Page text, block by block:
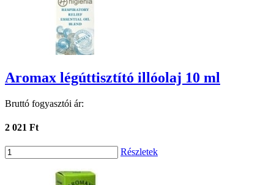
Aromax légúttisztító illóolaj 10 ml
Bruttó fogyasztói ár:
2 021 Ft
Részletek